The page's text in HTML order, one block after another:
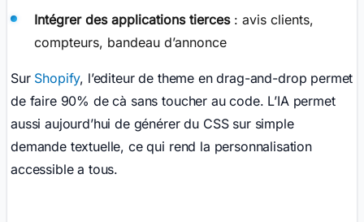
Intégrer des applications tierces: avis clients,
compteurs, bandeau d’annonce
Sur Shopify, l’editeur de theme en drag-and-drop permet
de faire 90% de cà sans toucher au code. L’IA permet
aussi aujourd’hui de générer du CSS sur simple
demande textuelle, ce qui rend la personnalisation
accessible a tous.